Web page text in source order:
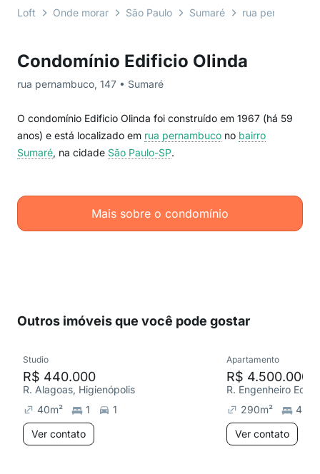
Condomínio Edificio Olinda
rua pernambuco, 147 • Sumaré
O condomínio Edificio Olinda foi construído em 1967 (há 59
anos) e está localizado em rua pernambuco no bairro
Sumaré, na cidade São Paulo-SP.
Mais sobre o condomínio
Loft Onde morar São Paulo Sumaré rua pernambuco
Outros imóveis que você pode gostar
Studio
R$ 440.000
R. Alagoas, Higienópolis
40m² 1
1
Ver contato
Apartamento
R$ 4.500.000
290m²
4
Ver contato